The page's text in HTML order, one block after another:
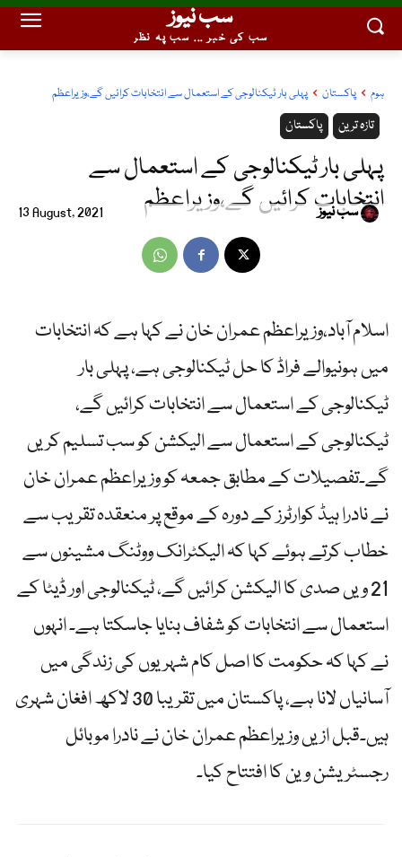
سب نیوز
سب کی خبر ... سب پہ نظر
ہوم پاکستان پہلی بار ٹیکنالوجی کے استعمال سے انتخابات کرائیں گے،وزیراعظم
پاکستان تازہ ترین
پہلی بار ٹیکنالوجی کے استعمال سے
انتخابات کرائیں گے،وزیراعظم
13 August, 2021 سب نیوز
اسلام آباد،وزیراعظم عمران خان نے کہا ہے کہ انتخابات
میں ہونیوالے فراڈ کا حل ٹیکنالوجی ہے، پہلی بار
ٹیکنالوجی کے استعمال سے انتخابات کرائیں گے،
ٹیکنالوجی کے استعمال سے الیکشن کو سب تسلیم کریں
گے۔تفصیلات کے مطابق جمعہ کو وزیراعظم عمران خان
نے نادرا ہیڈ کوارٹرز کے دورہ کے موقع پر منعقدہ تقریب سے
خطاب کرتے ہوئے کہا کہ الیکٹرانک ووٹنگ مشینوں سے
21 ویں صدی کا الیکشن کرائیں گے، ٹیکنالوجی اور ڈیٹا کے
استعمال سے انتخابات کو شفاف بنایا جاسکتا ہے۔ انہوں
نے کہا کہ حکومت کا اصل کام شہریوں کی زندگی میں
آسانیاں لانا ہے، پاکستان میں تقریبا 30 لاکھ افغان شہری
ہیں۔قبل ازیں وزیراعظم عمران خان نے نادرا موبائل
رجسٹریشن وین کا افتتاح کیا۔